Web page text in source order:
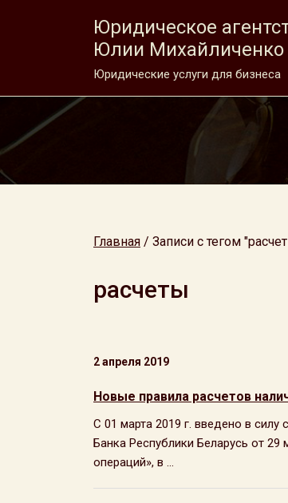
Юридическое
Юлии Михайличенко
Юридические услуги для бизнеса
Главная / Записи с тегом
расчеты
2 апреля 2019
Новые правила расчетов
С 01 марта 2019 г. введено в
Банка Республики Беларусь от
операций», в ...